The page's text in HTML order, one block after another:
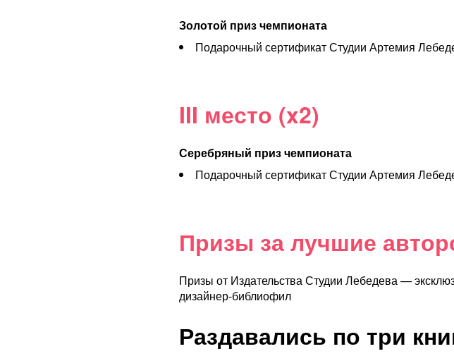
Золотой приз чемпионата
Подарочный сертификат Студии Артемия
III место (x2)
Серебряный приз чемпионата
Подарочный сертификат Студии Артемия
Призы за лучшие
Призы от Издательства Студии Лебедева —
дизайнер-библиофил
Раздавались по три